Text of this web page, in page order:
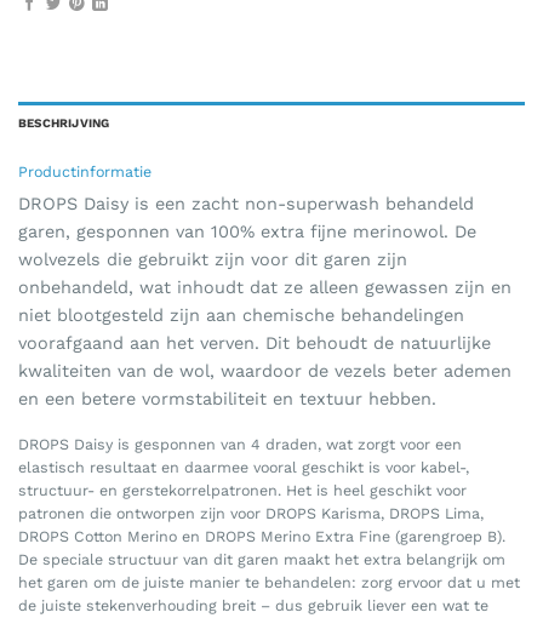
BESCHRIJVING
Productinformatie
DROPS Daisy is een zacht non-superwash behandeld
garen, gesponnen van 100% extra fijne merinowol. De
wolvezels die gebruikt zijn voor dit garen zijn
onbehandeld, wat inhoudt dat ze alleen gewassen zijn en
niet blootgesteld zijn aan chemische behandelingen
voorafgaand aan het verven. Dit behoudt de natuurlijke
kwaliteiten van de wol, waardoor de vezels beter ademen
en een betere vormstabiliteit en textuur hebben.
DROPS Daisy is gesponnen van 4 draden, wat zorgt voor een
elastisch resultaat en daarmee vooral geschikt is voor kabel-,
structuur- en gerstekorrelpatronen. Het is heel geschikt voor
patronen die ontworpen zijn voor DROPS Karisma, DROPS Lima,
DROPS Cotton Merino en DROPS Merino Extra Fine (garengroep B).
De speciale structuur van dit garen maakt het extra belangrijk om
het garen om de juiste manier te behandelen: zorg ervoor dat u met
de juiste stekenverhouding breit – dus gebruik liever een wat te